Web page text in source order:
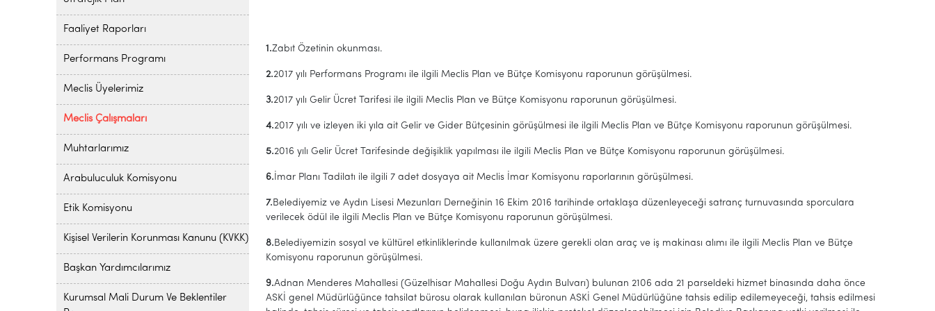
Faaliyet Raporları
Performans Programı
Meclis Üyelerimiz
Meclis Çalışmaları
Muhtarlarımız
Arabuluculuk Komisyonu
Etik Komisyonu
Kişisel Verilerin Korunması Kanunu (KVKK)
Başkan Yardımcılarımız
Kurumsal Mali Durum Ve Beklentiler
1.Zabıt Özetinin okunması.
2.2017 yılı Performans Programı ile ilgili Meclis Plan ve Bütçe Komisyonu raporunun görüşülmesi.
3.2017 yılı Gelir Ücret Tarifesi ile ilgili Meclis Plan ve Bütçe Komisyonu raporunun görüşülmesi.
4.2017 yılı ve izleyen iki yıla ait Gelir ve Gider Bütçesinin görüşülmesi ile ilgili Meclis Plan ve Bütçe Komisyonu raporunun görüşülmesi.
5.2016 yılı Gelir Ücret Tarifesinde değişiklik yapılması ile ilgili Meclis Plan ve Bütçe Komisyonu raporunun görüşülmesi.
6.İmar Planı Tadilatı ile ilgili 7 adet dosyaya ait Meclis İmar Komisyonu raporlarının görüşülmesi.
7.Belediyemiz ve Aydın Lisesi Mezunları Derneğinin 16 Ekim 2016 tarihinde ortaklaşa düzenleyeceği satranç turnuvasında sporculara
verilecek ödül ile ilgili Meclis Plan ve Bütçe Komisyonu raporunun görüşülmesi.
8.Belediyemizin sosyal ve kültürel etkinliklerinde kullanılmak üzere gerekli olan araç ve iş makinası alımı ile ilgili Meclis Plan ve Bütçe
Komisyonu raporunun görüşülmesi.
9.Adnan Menderes Mahallesi (Güzelhisar Mahallesi Doğu Aydın Bulvarı) bulunan 2106 ada 21 parseldeki hizmet binasında daha önce
ASKİ genel Müdürlüğünce tahsilat bürosu olarak kullanılan büronun ASKİ Genel Müdürlüğüne tahsis edilip edilemeyeceği, tahsis edilmesi